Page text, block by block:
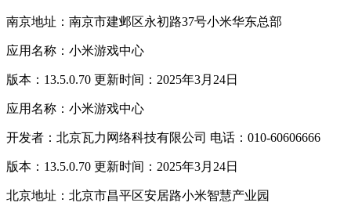
南京地址：南京市建邺区永初路37号小米华东总部
应用名称：小米游戏中心
版本：13.5.0.70 更新时间：2025年3月24日
应用名称：小米游戏中心
开发者：北京瓦力网络科技有限公司 电话：010-60606666
版本：13.5.0.70 更新时间：2025年3月24日
北京地址：北京市昌平区安居路小米智慧产业园